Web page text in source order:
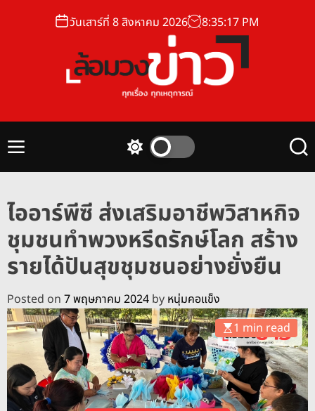
วันเสาร์ที่ 8 สิงหาคม 2026 8:35:18 PM
อ
า
ว
M
c
h
c
o
l
o
r
m
o
d
e
S
c
h
ไออาร์พีซี ส่งเสริมอาชีพวิสาหกิจ
ชุมชนทำพวงหรีดรักษ์โลก สร้าง
รายได้ปันสุขชุมชนอย่างยั่งยืน
Posted on 7 พฤษภาคม 2024 by หนุ่มคอแข็ง
1 min read